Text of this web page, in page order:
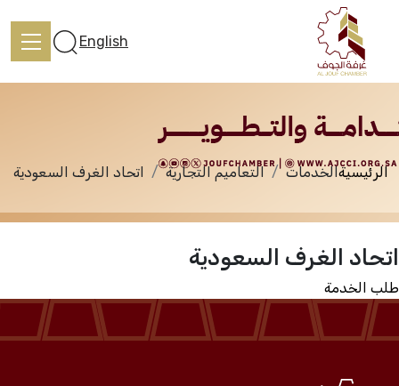
تعرف علينا
الخدمات
المركز الإعلامي
English
الخدمات
الرئيسيةالخدمات التعاميم التجارية اتحاد الغرف السعودية
اتحاد الغرف السعودية
طلب الخدمة